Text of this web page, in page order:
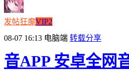
发帖狂魔VIP2
08-07 16:13 电脑端 转载分享
音APP 安卓全网